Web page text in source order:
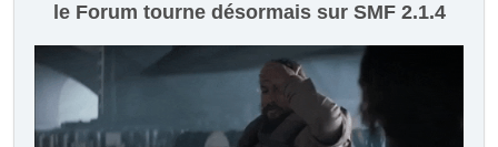
le Forum tourne désormais sur SMF 2.1.4